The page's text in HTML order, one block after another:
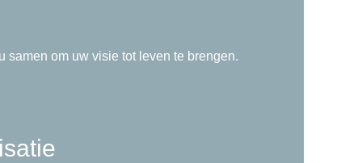
om uw visie tot leven te brengen.